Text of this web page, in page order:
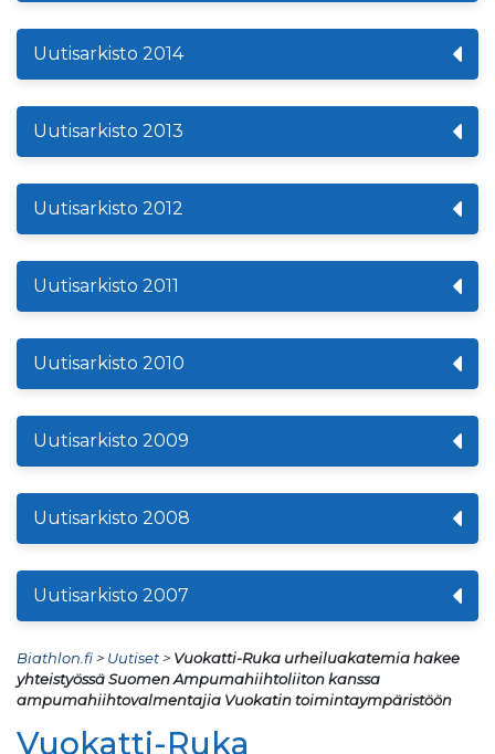
Uutisarkisto 2014
Uutisarkisto 2013
Uutisarkisto 2012
Uutisarkisto 2011
Uutisarkisto 2010
Uutisarkisto 2009
Uutisarkisto 2008
Uutisarkisto 2007
Biathlon.fi> Uutiset> Vuokatti-Ruka urheiluakatemia hakee
yhteistyössä Suomen Ampumahiihtoliiton kanssa
ampumahiihtovalmentajia Vuokatin toimintaympäristöön
Vuokatti-Ruka